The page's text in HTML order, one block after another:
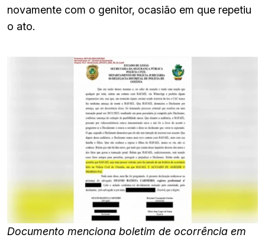
novamente com o genitor, ocasião em que repetiu
o ato.
Documento menciona boletim de ocorrência em